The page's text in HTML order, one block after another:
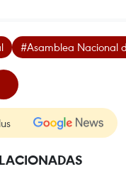
#Asamblea Nacional